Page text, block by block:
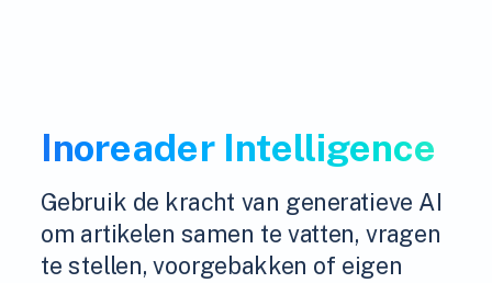
Inoreader Intelligence
Gebruik de kracht van generatieve AI
om artikelen samen te vatten, vragen
te stellen, voorgebakken of eigen